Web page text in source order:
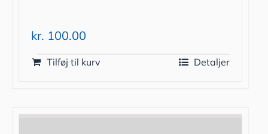
kr. 100.00
Tilføj til kurv Detaljer